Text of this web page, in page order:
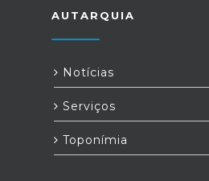
AUTARQUIA
Notícias
Serviços
Toponímia